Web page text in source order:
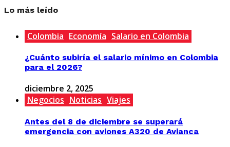
Lo más leído
Colombia Economía Salario en Colombia
¿Cuánto subiría el salario mínimo en Colombia
para el 2026?
diciembre 2, 2025
Negocios Noticias Viajes
Antes del 8 de diciembre se superará
emergencia con aviones A320 de Avianca